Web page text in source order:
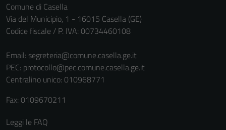
Comune di Casella
Via del Municipio, 1 - 16015 Casella (GE)
Codice fiscale / P. IVA: 00734460108
Email: segreteria@comune.casella.ge.it
PEC: protocollo@pec.comune.casella.ge.it
Centralino unico: 010968771
Fax: 0109670211
Leggi le FAQ
profilazione.
La
disabilitazione
cookies può
peggiore la